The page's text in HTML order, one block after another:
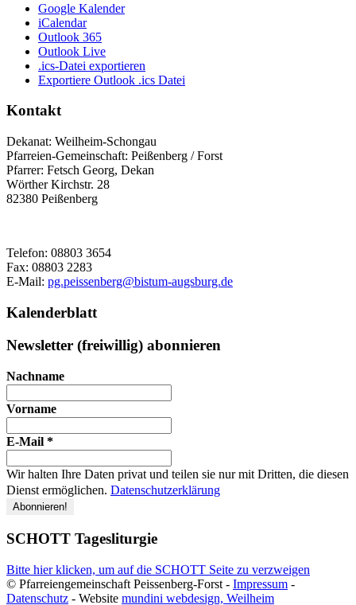
Google Kalender
iCalendar
Outlook 365
Outlook Live
.ics-Datei exportieren
Exportiere Outlook .ics Datei
Kontakt
Dekanat: Weilheim-Schongau
Pfarreien-Gemeinschaft: Peißenberg / Forst
Pfarrer: Fetsch Georg, Dekan
Wörther Kirchstr. 28
82380 Peißenberg
Telefon: 08803 3654
Fax: 08803 2283
E-Mail: pg.peissenberg@bistum-augsburg.de
Kalenderblatt
Newsletter (freiwillig) abonnieren
Nachname
Vorname
E-Mail *
Wir halten Ihre Daten privat und teilen sie nur mit Dritten, die diesen
Dienst ermöglichen. Datenschutzerklärung
SCHOTT Tagesliturgie
Bitte hier klicken, um auf die SCHOTT Seite zu verzweigen
© Pfarreiengemeinschaft Peissenberg-Forst - Impressum -
Datenschutz - Website mundini webdesign, Weilheim